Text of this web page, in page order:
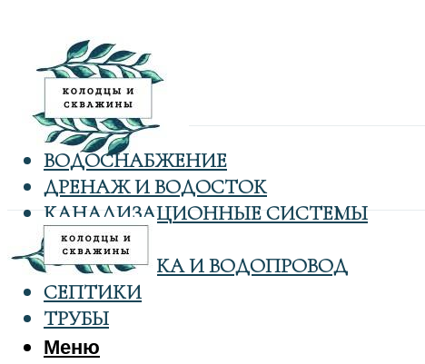
ВОДОСНАБЖЕНИЕ
ДРЕНАЖ И ВОДОСТОК
КАНАЛИЗАЦИОННЫЕ СИСТЕМЫ
КОЛОДЦЫ
САНТЕХНИКА И ВОДОПРОВОД
СЕПТИКИ
ТРУБЫ
Меню